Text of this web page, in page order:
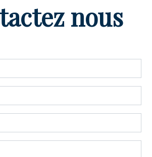
nous